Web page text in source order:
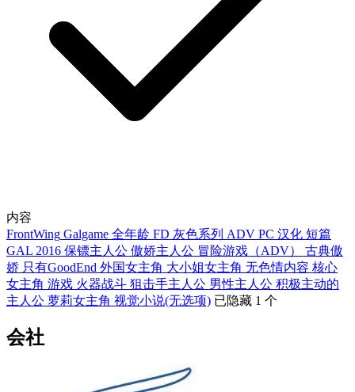
内容
FrontWing Galgame 全年龄 FD 灰色系列 ADV PC 汉化 短篇
GAL 2016 保镖主人公 傲娇主人公 冒险游戏（ADV）
古典傲
娇 只有GoodEnd 外国女主角 大小姐女主角 无色情内容 核心
女主角 游戏 火器战斗 狙击手主人公 男性主人公 积极主动的
主人公 萝莉女主角 视觉小说(无选项) 已隐藏 1 个
会社